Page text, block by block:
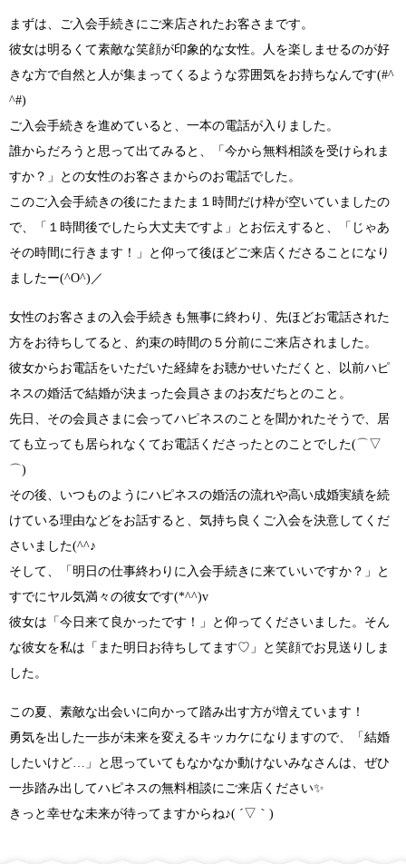
まずは、ご入会手続きにご来店されたお客さまです。
彼女は明るくて素敵な笑顔が印象的な女性 。人を楽しませるのが好
きな方で自然と人が集まってくるような雰囲気をお持ちなんです(#^
^#)
ご入会手続きを進めていると、一本の電話が入りました。
誰からだろうと思って出てみると、
「今から無料相談を受けられま
すか？」
との女性のお客さまからのお電話でした。
このご入会手続きの後にたまたま１時間だけ枠が空いていましたの
で
「１時間後でしたら大丈夫ですよ」 とお伝えすると、
「じゃあ
その時間に行きます！」
と仰って後ほどご来店くださることになり
ましたー(^O^)／
女性のお客さまの入会手続きも無事に終わり、先ほどお電話された
方をお待ちしてると、約束の時間の５分前にご来店されました。
彼女からお電話をいただいた経緯をお聴かせいただくと、
以前ハピ
ネスの婚活で結婚が決まった会員さまのお友だち とのこと。
先日、その会員さまに会ってハピネスのことを聞かれたそうで、居
ても立っても居られなくてお電話くださったとのことでした(⌒▽
⌒)
その後、いつものようにハピネスの婚活の流れや高い成婚実績を続
けている理由などをお話すると、 気持ち良くご入会を決意 してくだ
さいました(^^♪
そして、
「明日の仕事終わりに入会手続きに来ていいですか？」
と
すでにヤル気満々の彼女です(*^^)v
彼女は 「今日来て良かったです！」
と仰ってくださいました。そん
な彼女を私は 「また明日お待ちしてます♡」
と笑顔でお見送りしま
した。
この夏、素敵な出会いに向かって踏み出す方が増えています！
勇気を出した一歩が未来を変えるキッカケに なりますので、
「結婚
したいけど…」
と思っていてもなかなか動けないみなさんは、ぜひ
一歩踏み出してハピネスの無料相談にご来店ください✨
きっと幸せな未来が待ってますからね♪( ´▽｀)